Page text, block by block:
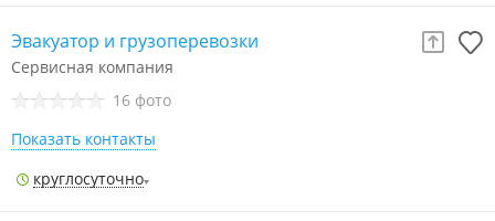
Эвакуатор и грузоперевозки
Сервисная компания
16 фото
Показать контакты
круглосуточно